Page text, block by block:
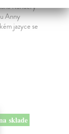
Kundery
Anny
jazyce se
sklade